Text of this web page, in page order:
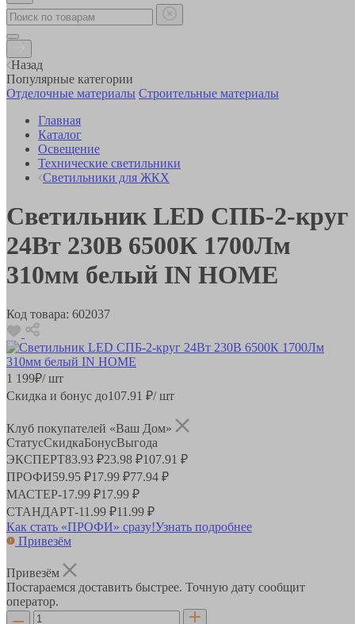
Назад
Популярные категории
Отделочные материалы Строительные материалы
Главная
Каталог
Освещение
Технические светильники
Светильники для ЖКХ
Светильник LED СПБ-2-круг
24Вт 230В 6500К 1700Лм
310мм белый IN HOME
Код товара: 602037
1 199₽/ шт
Скидка и бонус до107.91 ₽/ шт
Клуб покупателей «Ваш Дом»
СтатусСкидкаБонусВыгода
ЭКСПЕРТ83.93 ₽23.98 ₽107.91 ₽
ПРОФИ59.95 ₽17.99 ₽77.94 ₽
МАСТЕР-17.99 ₽17.99 ₽
СТАНДАРТ-11.99 ₽11.99 ₽
Как стать «ПРОФИ» сразу!Узнать подробнее
Привезём
Привезём
Постараемся доставить быстрее. Точную дату сообщит
оператор.